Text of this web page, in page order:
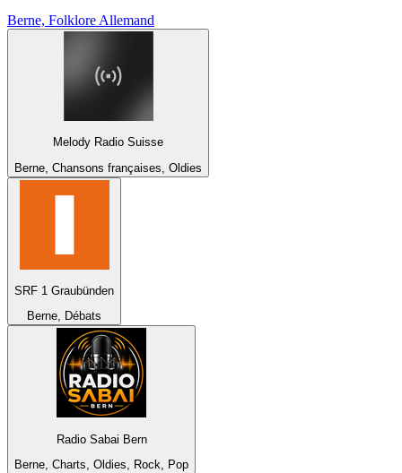
Berne, Folklore Allemand
Melody Radio Suisse
Berne, Chansons françaises, Oldies
SRF 1 Graubünden
Berne, Débats
Radio Sabai Bern
Berne, Charts, Oldies, Rock, Pop